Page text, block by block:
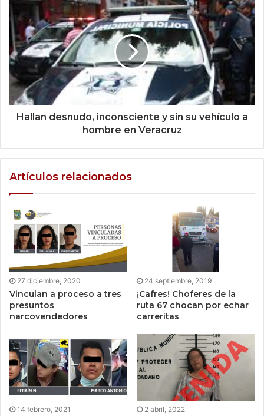
Hallan desnudo, inconsciente y sin su vehículo a
hombre en Veracruz
Artículos relacionados
27 diciembre, 2020
Vinculan a proceso a tres
presuntos
narcovendedores
24 septiembre, 2019
¡Cafres! Choferes de la
ruta 67 chocan por echar
carreritas
14 febrero, 2021 2 abril, 2022